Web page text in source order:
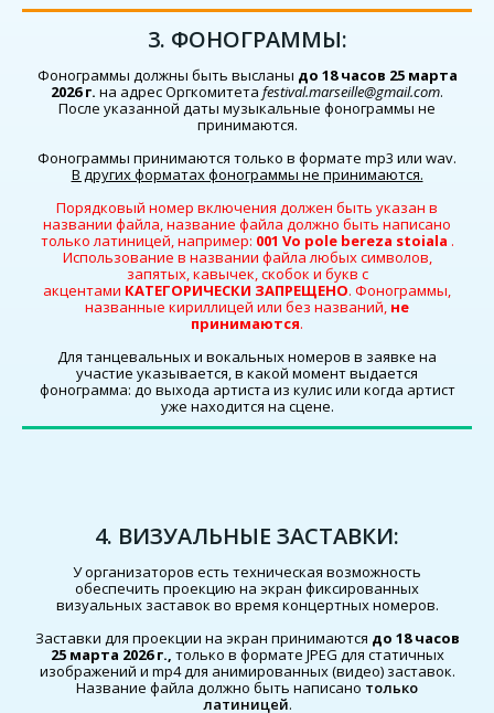
3. ФОНОГРАММЫ:
Фонограммы должны быть высланы до 18 часов 25 марта
2026 г. на адрес Оргкомитета festival.marseille@gmail.com.
После указанной даты музыкальные фонограммы не
принимаются.
Фонограммы принимаются только в формате mp3 или wav.
В других форматах фонограммы не принимаются.
Порядковый номер включения должен быть указан в
названии файла, название файла должно быть написано
только латиницей, например: 001 Vo pole bereza stoiala .
Использование в названии файла любых символов,
запятых, кавычек, скобок и букв с
акцентами КАТЕГОРИЧЕСКИ ЗАПРЕЩЕНО. Фонограммы,
названные кириллицей или без названий, не
принимаются.
Для танцевальных и вокальных номеров в заявке на
участие указывается, в какой момент выдается
фонограмма: до выхода артиста из кулис или когда артист
уже находится на сцене.
4. ВИЗУАЛЬНЫЕ ЗАСТАВКИ:
У организаторов есть техническая возможность
обеспечить проекцию на экран фиксированных
визуальных заставок во время концертных номеров.
Заставки для проекции на экран принимаются до 18 часов
25 марта 2026 г., только в формате JPEG для статичных
изображений и mp4 для анимированных (видео) заставок.
Название файла должно быть написано только
латиницей.